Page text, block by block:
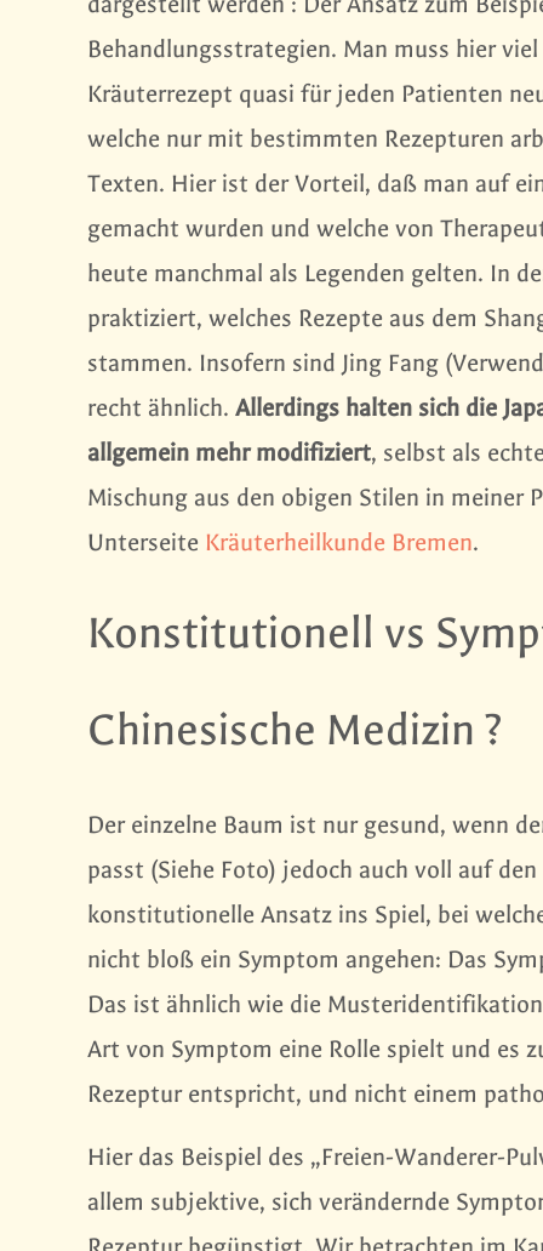
Behandlungsstrategien. Man muss hier
Kräuterrezept quasi für jeden Patienten
welche nur mit bestimmten Rezepturen
Texten. Hier ist der Vorteil, daß man auf
gemacht wurden und welche von
heute manchmal als Legenden gelten. In
praktiziert, welches Rezepte aus dem
stammen. Insofern sind Jing Fang
recht ähnlich. Allerdings halten sich die
allgemein mehr modifiziert, selbst als
Mischung aus den obigen Stilen in meiner
Unterseite Kräuterheilkunde Bremen.
Konstitutionell vs
Chinesische Medizin ?
Der einzelne Baum ist nur gesund, wenn
passt (Siehe Foto) jedoch auch voll auf
konstitutionelle Ansatz ins Spiel, bei
nicht bloß ein Symptom angehen: Das
Das ist ähnlich wie die
Art von Symptom eine Rolle spielt und es
Rezeptur entspricht, und nicht einem
Hier das Beispiel des „Freien-Wanderer-
allem subjektive, sich verändernde